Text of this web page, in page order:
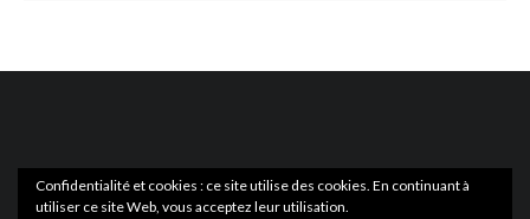
Confidentialité et cookies : ce site utilise des cookies. En continuant à
utiliser ce site Web, vous acceptez leur utilisation.